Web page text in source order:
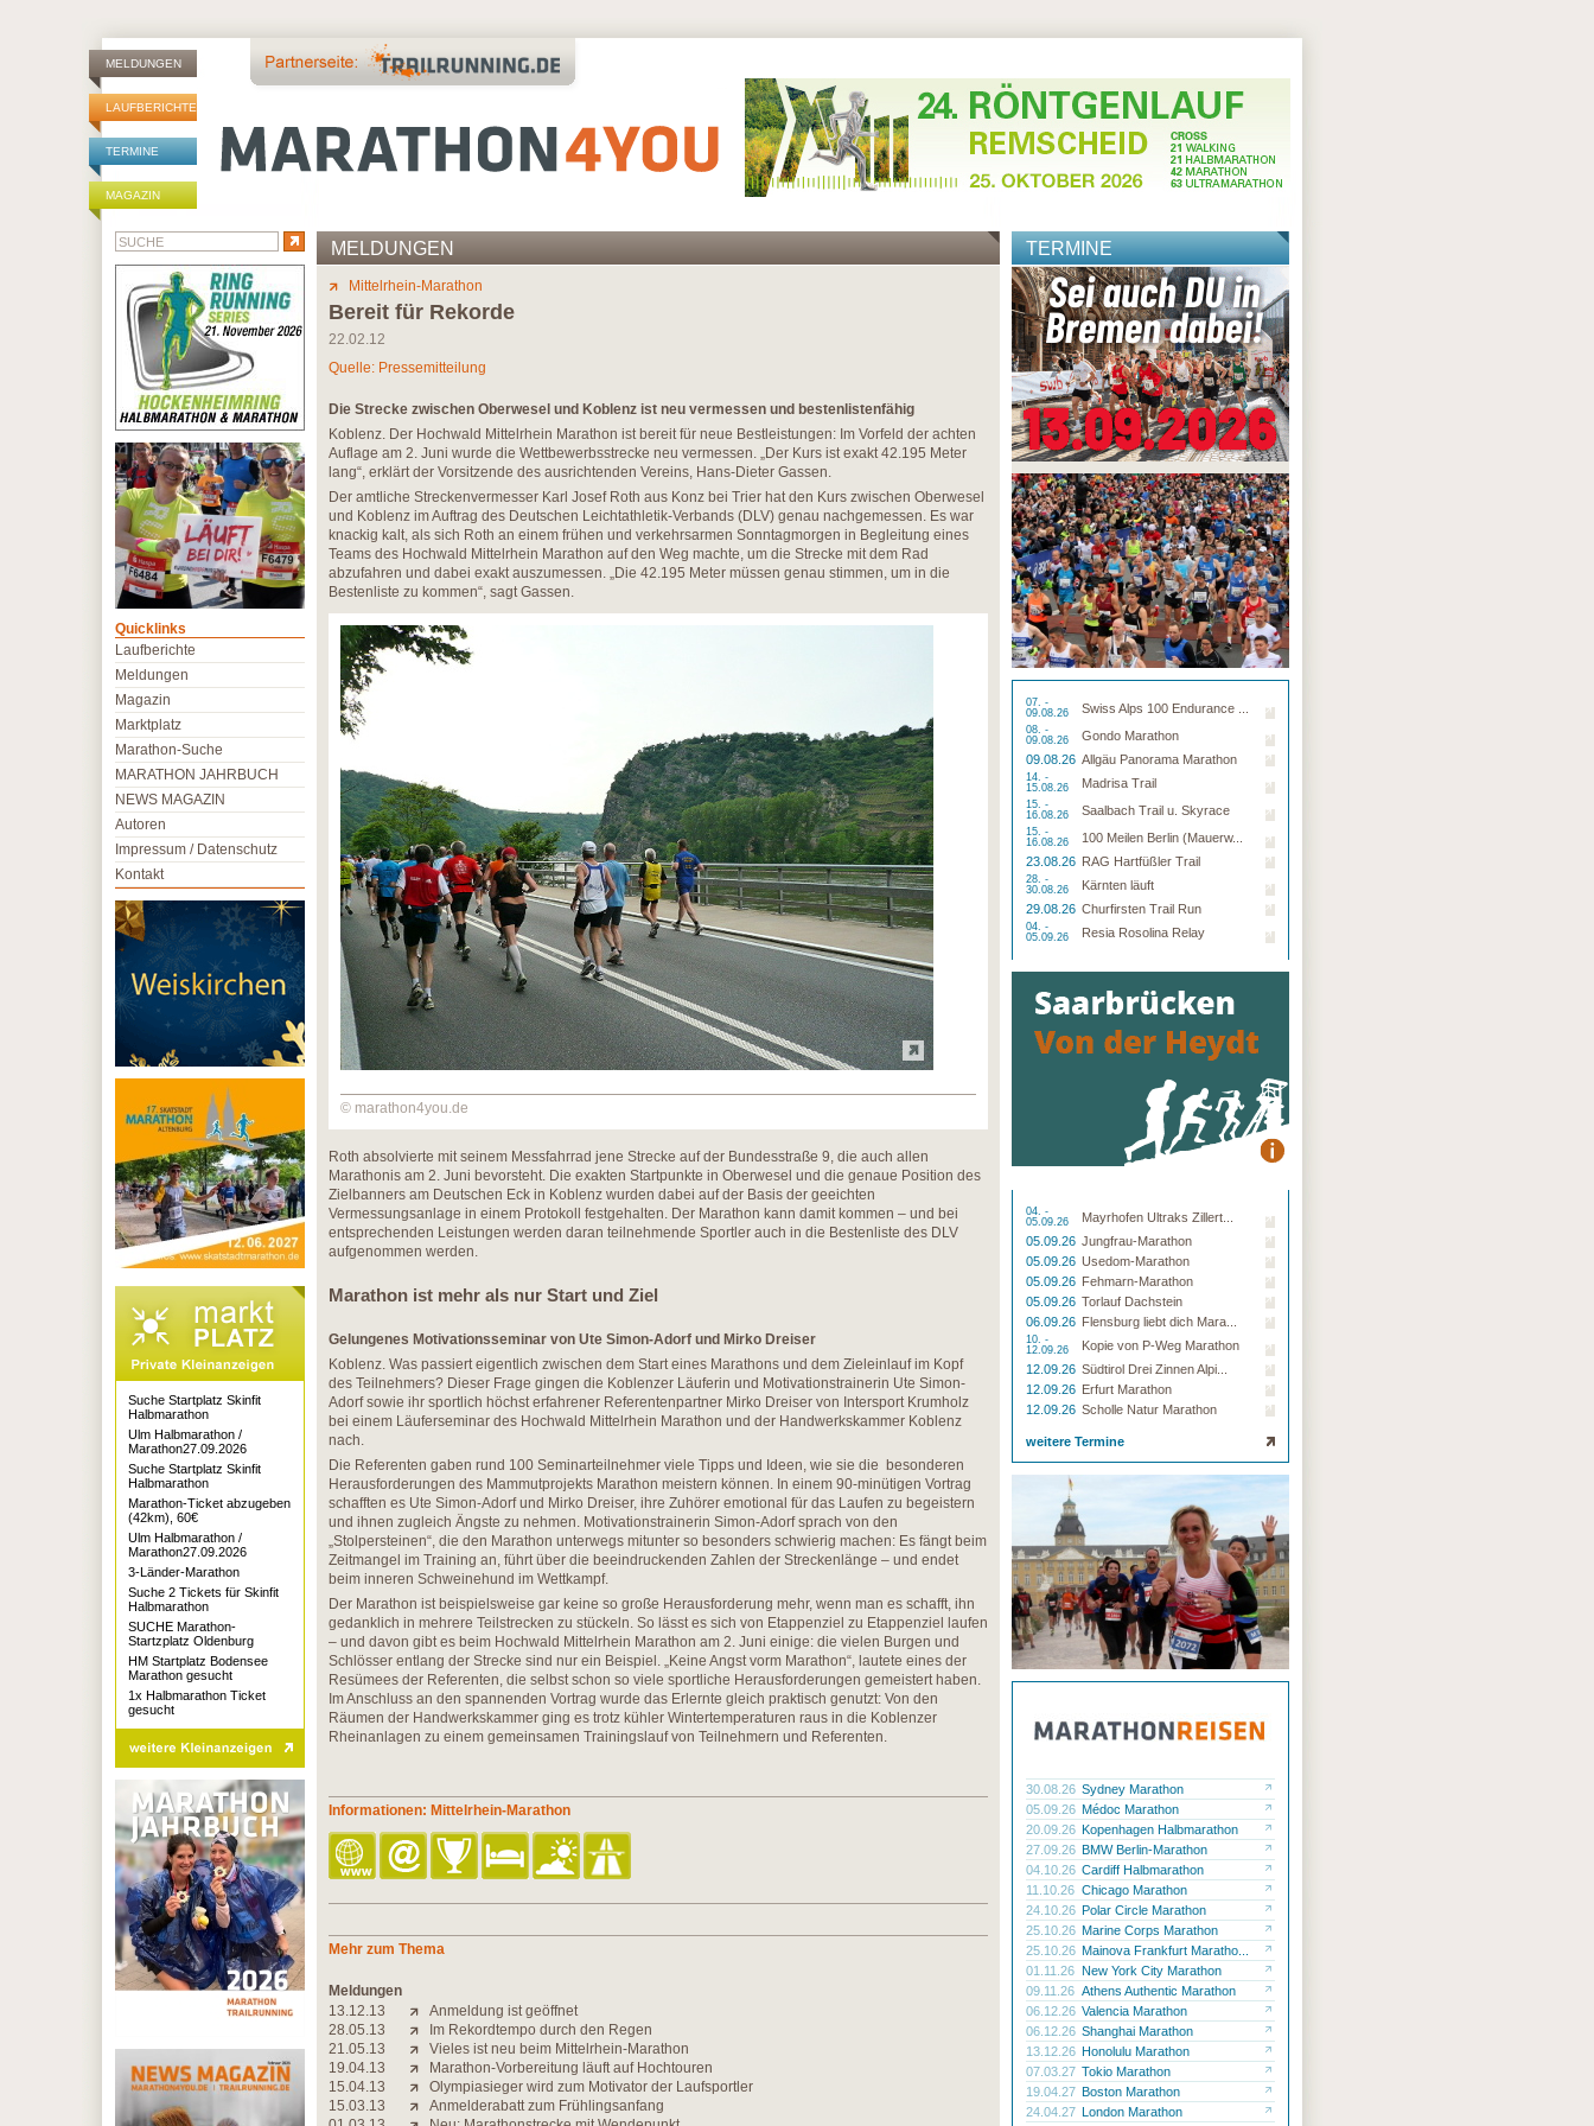
MELDUNGEN
LAUFBERICHTE
TERMINE
MAGAZIN
MELDUNGEN
Mittelrhein-Marathon
Bereit für Rekorde
22.02.12
Quelle: Pressemitteilung
Die Strecke zwischen Oberwesel und Koblenz ist neu vermessen und bestenlistenfähig
Koblenz. Der Hochwald Mittelrhein Marathon ist bereit für neue Bestleistungen: Im Vorfeld der achten
Auflage am 2. Juni wurde die Wettbewerbsstrecke neu vermessen. „Der Kurs ist exakt 42.195 Meter
lang“, erklärt der Vorsitzende des ausrichtenden Vereins, Hans-Dieter Gassen.
Der amtliche Streckenvermesser Karl Josef Roth aus Konz bei Trier hat den Kurs zwischen Oberwesel
und Koblenz im Auftrag des Deutschen Leichtathletik-Verbands (DLV) genau nachgemessen. Es war
knackig kalt, als sich Roth an einem frühen und verkehrsarmen Sonntagmorgen in Begleitung eines
Teams des Hochwald Mittelrhein Marathon auf den Weg machte, um die Strecke mit dem Rad
abzufahren und dabei exakt auszumessen. „Die 42.195 Meter müssen genau stimmen, um in die
Bestenliste zu kommen“, sagt Gassen.
© marathon4you.de
Roth absolvierte mit seinem Messfahrrad jene Strecke auf der Bundesstraße 9, die auch allen
Marathonis am 2. Juni bevorsteht. Die exakten Startpunkte in Oberwesel und die genaue Position des
Zielbanners am Deutschen Eck in Koblenz wurden dabei auf der Basis der geeichten
Vermessungsanlage in einem Protokoll festgehalten. Der Marathon kann damit kommen – und bei
entsprechenden Leistungen werden daran teilnehmende Sportler auch in die Bestenliste des DLV
aufgenommen werden.
Marathon ist mehr als nur Start und Ziel
Gelungenes Motivationsseminar von Ute Simon-Adorf und Mirko Dreiser
Koblenz. Was passiert eigentlich zwischen dem Start eines Marathons und dem Zieleinlauf im Kopf
des Teilnehmers? Dieser Frage gingen die Koblenzer Läuferin und Motivationstrainerin Ute Simon-
Adorf sowie ihr sportlich höchst erfahrener Referentenpartner Mirko Dreiser von Intersport Krumholz
bei einem Läuferseminar des Hochwald Mittelrhein Marathon und der Handwerkskammer Koblenz
nach.
Die Referenten gaben rund 100 Seminarteilnehmer viele Tipps und Ideen, wie sie die besonderen
Herausforderungen des Mammutprojekts Marathon meistern können. In einem 90-minütigen Vortrag
schafften es Ute Simon-Adorf und Mirko Dreiser, ihre Zuhörer emotional für das Laufen zu begeistern
und ihnen zugleich Ängste zu nehmen. Motivationstrainerin Simon-Adorf sprach von den
„Stolpersteinen“, die den Marathon unterwegs mitunter so besonders schwierig machen: Es fängt beim
Zeitmangel im Training an, führt über die beeindruckenden Zahlen der Streckenlänge – und endet
beim inneren Schweinehund im Wettkampf.
Der Marathon ist beispielsweise gar keine so große Herausforderung mehr, wenn man es schafft, ihn
gedanklich in mehrere Teilstrecken zu stückeln. So lässt es sich von Etappenziel zu Etappenziel laufen
– und davon gibt es beim Hochwald Mittelrhein Marathon am 2. Juni einige: die vielen Burgen und
Schlösser entlang der Strecke sind nur ein Beispiel. „Keine Angst vorm Marathon“, lautete eines der
Resümees der Referenten, die selbst schon so viele sportliche Herausforderungen gemeistert haben.
Im Anschluss an den spannenden Vortrag wurde das Erlernte gleich praktisch genutzt: Von den
Räumen der Handwerkskammer ging es trotz kühler Wintertemperaturen raus in die Koblenzer
Rheinanlagen zu einem gemeinsamen Trainingslauf von Teilnehmern und Referenten.
Informationen: Mittelrhein-Marathon
Mehr zum Thema
Meldungen
13.12.13
Anmeldung ist geöffnet
28.05.13
Im Rekordtempo durch den Regen
21.05.13
Vieles ist neu beim Mittelrhein-Marathon
19.04.13
Marathon-Vorbereitung läuft auf Hochtouren
15.04.13
Olympiasieger wird zum Motivator der Laufsportler
15.03.13
Anmelderabatt zum Frühlingsanfang
TERMINE
07. -
09.08.26
Swiss Alps 100 Endurance ...
08. -
09.08.26
Gondo Marathon
09.08.26 Allgäu Panorama Marathon
14. -
15.08.26
Madrisa Trail
15. -
16.08.26
Saalbach Trail u. Skyrace
15. -
16.08.26
100 Meilen Berlin (Mauerw...
23.08.26 RAG Hartfüßler Trail
28. -
30.08.26
Kärnten läuft
29.08.26 Churfirsten Trail Run
04. -
05.09.26
Resia Rosolina Relay
04. -
05.09.26
Mayrhofen Ultraks Zillert...
05.09.26 Jungfrau-Marathon
05.09.26 Usedom-Marathon
05.09.26 Fehmarn-Marathon
05.09.26 Torlauf Dachstein
06.09.26 Flensburg liebt dich Mara...
10. -
12.09.26
Kopie von P-Weg Marathon
12.09.26 Südtirol Drei Zinnen Alpi...
12.09.26 Erfurt Marathon
12.09.26 Scholle Natur Marathon
weitere Termine
30.08.26 Sydney Marathon
05.09.26 Médoc Marathon
20.09.26 Kopenhagen Halbmarathon
27.09.26 BMW Berlin-Marathon
04.10.26 Cardiff Halbmarathon
11.10.26 Chicago Marathon
24.10.26 Polar Circle Marathon
25.10.26 Marine Corps Marathon
25.10.26 Mainova Frankfurt Maratho...
01.11.26 New York City Marathon
09.11.26 Athens Authentic Marathon
06.12.26 Valencia Marathon
06.12.26 Shanghai Marathon
13.12.26 Honolulu Marathon
07.03.27 Tokio Marathon
19.04.27 Boston Marathon
24.04.27 London Marathon
Quicklinks
Laufberichte
Meldungen
Magazin
Marktplatz
Marathon-Suche
MARATHON JAHRBUCH
NEWS MAGAZIN
Autoren
Impressum / Datenschutz
Kontakt
Suche Startplatz Skinfit
Halbmarathon
Ulm Halbmarathon /
Marathon27.09.2026
Suche Startplatz Skinfit
Halbmarathon
Marathon-Ticket abzugeben
(42km), 60€
Ulm Halbmarathon /
Marathon27.09.2026
3-Länder-Marathon
Suche 2 Tickets für Skinfit
Halbmarathon
SUCHE Marathon-
Startzplatz Oldenburg
HM Startplatz Bodensee
Marathon gesucht
1x Halbmarathon Ticket
gesucht